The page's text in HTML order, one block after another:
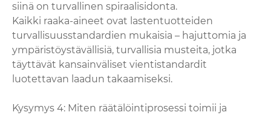
siinä on turvallinen spiraalisidonta.
Kaikki raaka-aineet ovat lastentuotteiden
turvallisuusstandardien mukaisia ​​– hajuttomia ja
ympäristöystävällisiä, turvallisia musteita, jotka
täyttävät kansainväliset vientistandardit
luotettavan laadun takaamiseksi.
Kysymys 4: Miten räätälöintiprosessi toimii ja